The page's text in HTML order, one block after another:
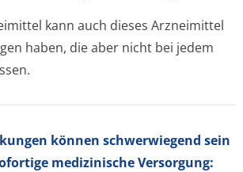
kann auch dieses Arzneimittel
haben, die aber nicht bei jedem
können schwerwiegend sein
medizinische Versorgung: